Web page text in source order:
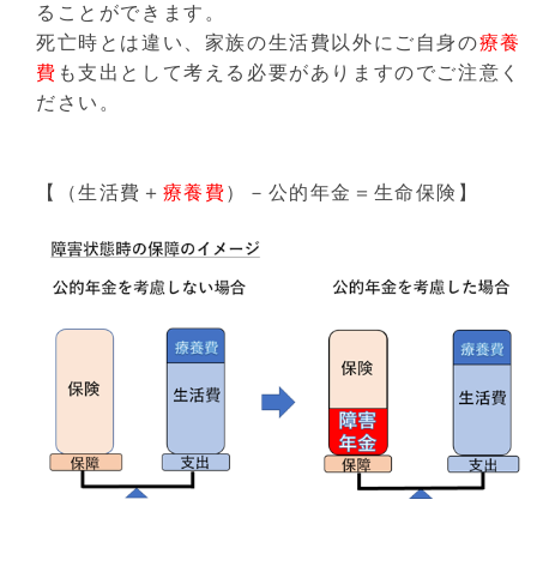
ることができます。
死亡時とは違い、家族の生活費以外にご自身の療養
費 も支出として考える必要がありますのでご注意く
ださい。
【（生活費＋ 療養費）－公的年金＝生命保険】